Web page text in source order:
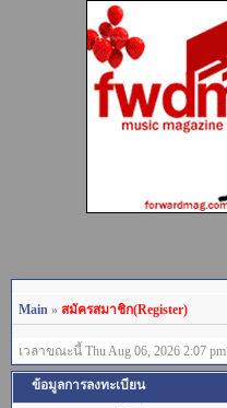
Main » สมัครสมาชิก(Register)
เวลาขณะนี้ Thu Aug 06, 2026 2:07 pm
ข้อมูลการลงทะเบียน